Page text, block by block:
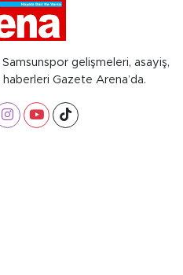
gelişmeleri, asayiş,
Gazete Arena’da.